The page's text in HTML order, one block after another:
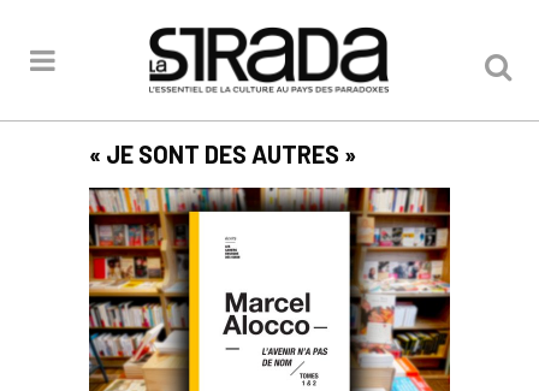
« JE SONT DES AUTRES »